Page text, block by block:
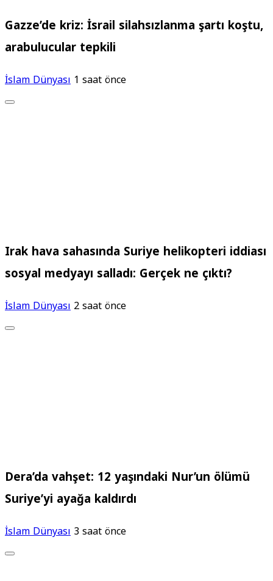
Gazze’de kriz: İsrail silahsızlanma şartı koştu,
arabulucular tepkili
İslam Dünyası 1 saat önce
Irak hava sahasında Suriye helikopteri iddiası
sosyal medyayı salladı: Gerçek ne çıktı?
İslam Dünyası2 saat önce
Dera’da vahşet: 12 yaşındaki Nur’un ölümü
Suriye’yi ayağa kaldırdı
İslam Dünyası3 saat önce